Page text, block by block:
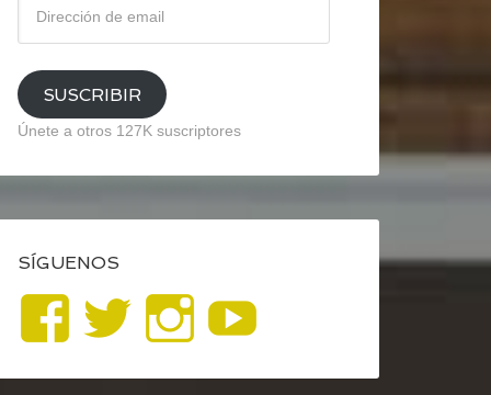
email
SUSCRIBIR
Únete a otros 127K suscriptores
SÍGUENOS
Ver
perfil
Ver
perfil
Ver
perfil